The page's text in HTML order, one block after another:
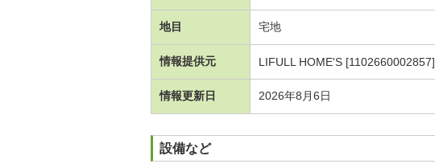
地目 宅地
情報提供元 LIFULL HOME'S [1102660002857]
情報更新日 2026年8月6日
設備など